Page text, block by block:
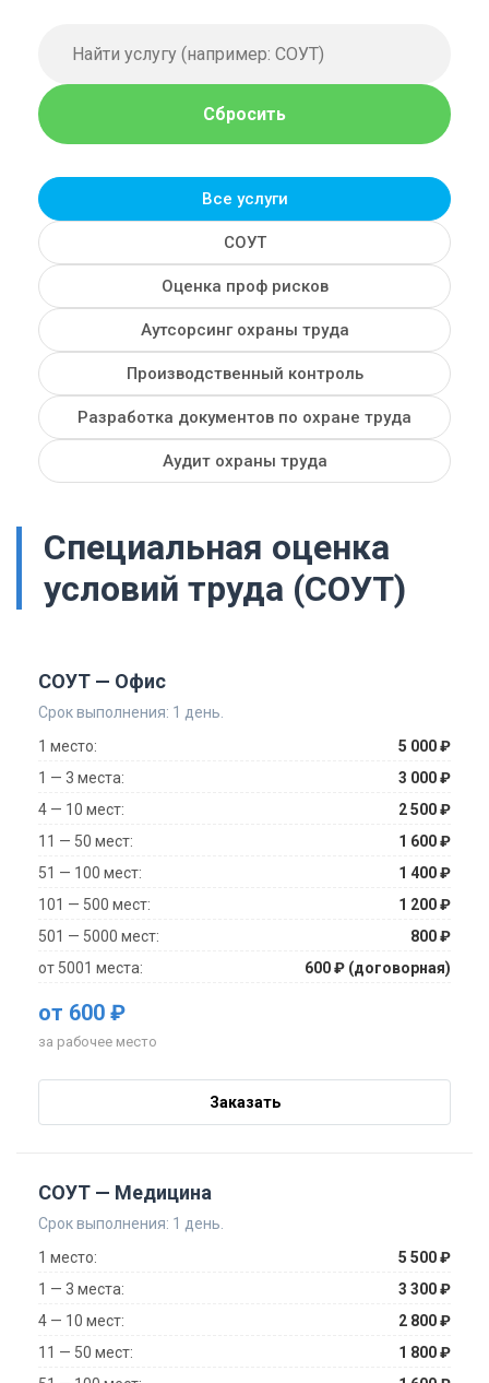
Сбросить
Все услуги
СОУТ
Оценка проф рисков
Аутсорсинг охраны труда
Производственный контроль
Разработка документов по охране труда
Аудит охраны труда
Специальная оценка
условий труда (СОУТ)
СОУТ — Офис
Срок выполнения: 1 день.
1 место:
5 000 ₽
1 — 3 места:
3 000 ₽
4 — 10 мест:
2 500 ₽
11 — 50 мест:
1 600 ₽
51 — 100 мест:
1 400 ₽
101 — 500 мест:
1 200 ₽
501 — 5000 мест:
800 ₽
от 5001 места:
600 ₽ (договорная)
от 600 ₽
за рабочее место
Заказать
СОУТ — Медицина
Срок выполнения: 1 день.
1 место:
5 500 ₽
1 — 3 места:
3 300 ₽
4 — 10 мест:
2 800 ₽
11 — 50 мест:
1 800 ₽